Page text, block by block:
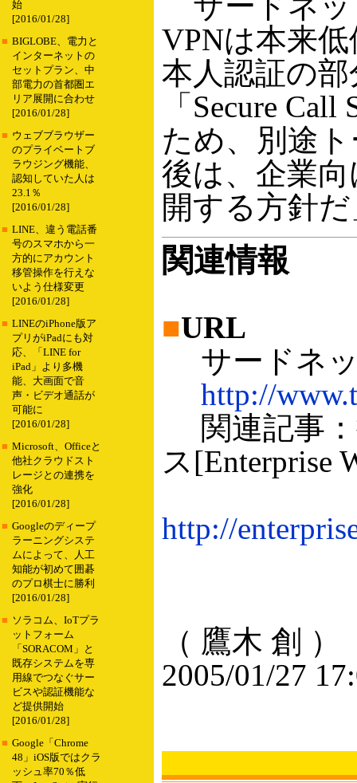
始
[2016/01/28]
■ BIGLOBE、電力と
インターネットの
セットプラン、中
部電力の首都圏エ
リア展開に合わせ
[2016/01/28]
■ ウェブブラウザー
のプライベートブ
ラウジング機能、
認知していた人は
23.1％
[2016/01/28]
■ LINE、違う電話番
号のスマホから一
方的にアカウント
移管操作を行えな
いよう仕様変更
[2016/01/28]
■ LINEのiPhone版ア
プリがiPadにも対
応、「LINE for
iPad」より多機
能、大画面で音
声・ビデオ通話が
可能に
[2016/01/28]
■ Microsoft、Officeと
他社クラウドスト
レージとの連携を
強化
[2016/01/28]
■ Googleのディープ
ラーニングシステ
ムによって、人工
知能が初めて囲碁
のプロ棋士に勝利
[2016/01/28]
■ ソラコム、IoTプラ
ットフォーム
「SORACOM」と
既存システムを専
用線でつなぐサー
ビスや認証機能な
ど提供開始
[2016/01/28]
■ Google「Chrome
48」iOS版ではクラ
ッシュ率70％低
VPNは本来
本人認証の
「Secure
ため、別途
後は、企業
開する方針
関連情報
■URL
サードネ
http://
関連記事：
ス[Enterprise
http://
（ 鷹木 創 ）
2005/01/27